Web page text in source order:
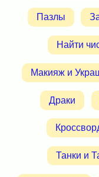
Пазлы
Найти
Макияж и
Драки
Танки и